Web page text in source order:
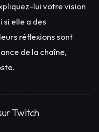
lui votre vision
elle a des
réflexions sont
de la chaîne,
Twitch